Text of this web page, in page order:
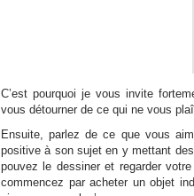
C’est pourquoi je vous invite
vous détourner de ce qui ne vous
Ensuite, parlez de ce que vous
positive à son sujet en y mettant
pouvez le dessiner et regarder
commencez par acheter un objet